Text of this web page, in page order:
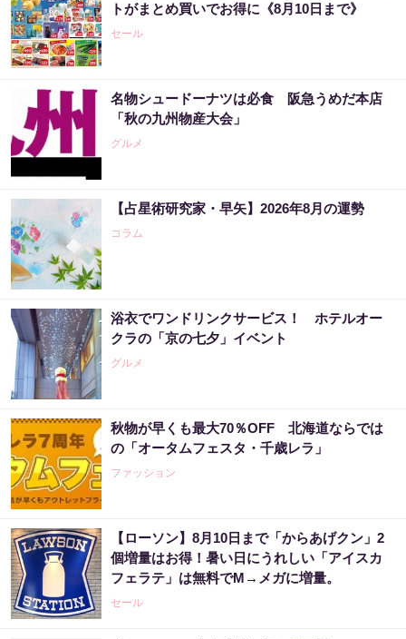
トがまとめ買いでお得に《8月10日まで》
セール
名物シュードーナツは必食 阪急うめだ本店
「秋の九州物産大会」
グルメ
【占星術研究家・早矢】2026年8月の運勢
コラム
浴衣でワンドリンクサービス！ ホテルオー
クラの「京の七夕」イベント
グルメ
秋物が早くも最大70％OFF 北海道ならでは
の「オータムフェスタ・千歳レラ」
ファッション
【ローソン】8月10日まで「からあげクン」2
個増量はお得！暑い日にうれしい「アイスカ
フェラテ」は無料でM→メガに増量。
セール